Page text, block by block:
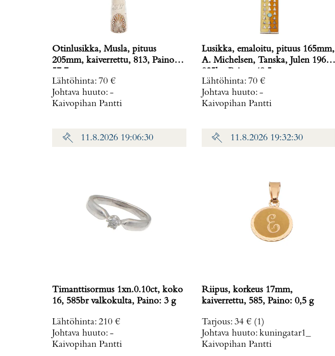
Otinlusikka, Musla, pituus
205mm, kaiverrettu, 813, Paino:
Lähtöhinta: 70 €
Johtava huuto: -
Kaivopihan Pantti
Lusikka, emaloitu, pituus 165mm,
A. Michelsen, Tanska, Julen 1960,
Lähtöhinta: 70 €
Johtava huuto: -
Kaivopihan Pantti
11.8.2026 19:06:30
Timanttisormus 1xn.0.10ct, koko
16, 585br valkokulta, Paino: 3 g
Lähtöhinta: 210 €
Johtava huuto: -
Kaivopihan Pantti
11.8.2026 19:32:30
Riipus, korkeus 17mm,
kaiverrettu, 585, Paino: 0,5 g
Tarjous: 34 € (1)
Johtava huuto: kuningatar1_
Kaivopihan Pantti